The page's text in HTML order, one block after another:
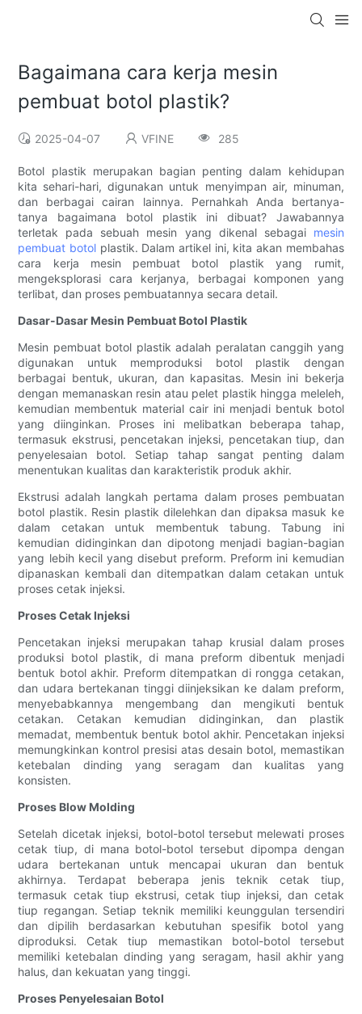
Bagaimana cara kerja mesin
pembuat botol plastik?
2025-04-07 VFINE 285
Botol plastik merupakan bagian penting dalam kehidupan
kita sehari-hari, digunakan untuk menyimpan air, minuman,
dan berbagai cairan lainnya. Pernahkah Anda bertanya-
tanya bagaimana botol plastik ini dibuat? Jawabannya
terletak pada sebuah mesin yang dikenal sebagai mesin
pembuat botol plastik. Dalam artikel ini, kita akan membahas
cara kerja mesin pembuat botol plastik yang rumit,
mengeksplorasi cara kerjanya, berbagai komponen yang
terlibat, dan proses pembuatannya secara detail.
Dasar-Dasar Mesin Pembuat Botol Plastik
Mesin pembuat botol plastik adalah peralatan canggih yang
digunakan untuk memproduksi botol plastik dengan
berbagai bentuk, ukuran, dan kapasitas. Mesin ini bekerja
dengan memanaskan resin atau pelet plastik hingga meleleh,
kemudian membentuk material cair ini menjadi bentuk botol
yang diinginkan. Proses ini melibatkan beberapa tahap,
termasuk ekstrusi, pencetakan injeksi, pencetakan tiup, dan
penyelesaian botol. Setiap tahap sangat penting dalam
menentukan kualitas dan karakteristik produk akhir.
Ekstrusi adalah langkah pertama dalam proses pembuatan
botol plastik. Resin plastik dilelehkan dan dipaksa masuk ke
dalam cetakan untuk membentuk tabung. Tabung ini
kemudian didinginkan dan dipotong menjadi bagian-bagian
yang lebih kecil yang disebut preform. Preform ini kemudian
dipanaskan kembali dan ditempatkan dalam cetakan untuk
proses cetak injeksi.
Proses Cetak Injeksi
Pencetakan injeksi merupakan tahap krusial dalam proses
produksi botol plastik, di mana preform dibentuk menjadi
bentuk botol akhir. Preform ditempatkan di rongga cetakan,
dan udara bertekanan tinggi diinjeksikan ke dalam preform,
menyebabkannya mengembang dan mengikuti bentuk
cetakan. Cetakan kemudian didinginkan, dan plastik
memadat, membentuk bentuk botol akhir. Pencetakan injeksi
memungkinkan kontrol presisi atas desain botol, memastikan
ketebalan dinding yang seragam dan kualitas yang
konsisten.
Proses Blow Molding
Setelah dicetak injeksi, botol-botol tersebut melewati proses
cetak tiup, di mana botol-botol tersebut dipompa dengan
udara bertekanan untuk mencapai ukuran dan bentuk
akhirnya. Terdapat beberapa jenis teknik cetak tiup,
termasuk cetak tiup ekstrusi, cetak tiup injeksi, dan cetak
tiup regangan. Setiap teknik memiliki keunggulan tersendiri
dan dipilih berdasarkan kebutuhan spesifik botol yang
diproduksi. Cetak tiup memastikan botol-botol tersebut
memiliki ketebalan dinding yang seragam, hasil akhir yang
halus, dan kekuatan yang tinggi.
Proses Penyelesaian Botol